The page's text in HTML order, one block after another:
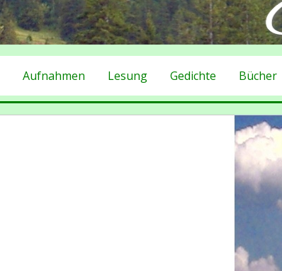
Aufnahmen Lesung Gedichte Bücher